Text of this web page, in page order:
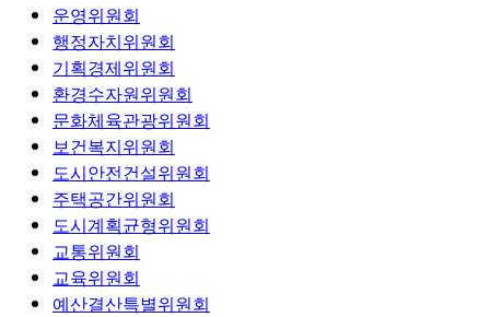
운영위원회
행정자치위원회
기획경제위원회
환경수자원위원회
문화체육관광위원회
보건복지위원회
도시안전건설위원회
주택공간위원회
도시계획균형위원회
교통위원회
교육위원회
예산결산특별위원회